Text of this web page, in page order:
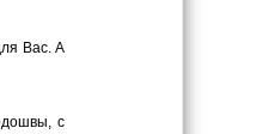
Вас. А
с